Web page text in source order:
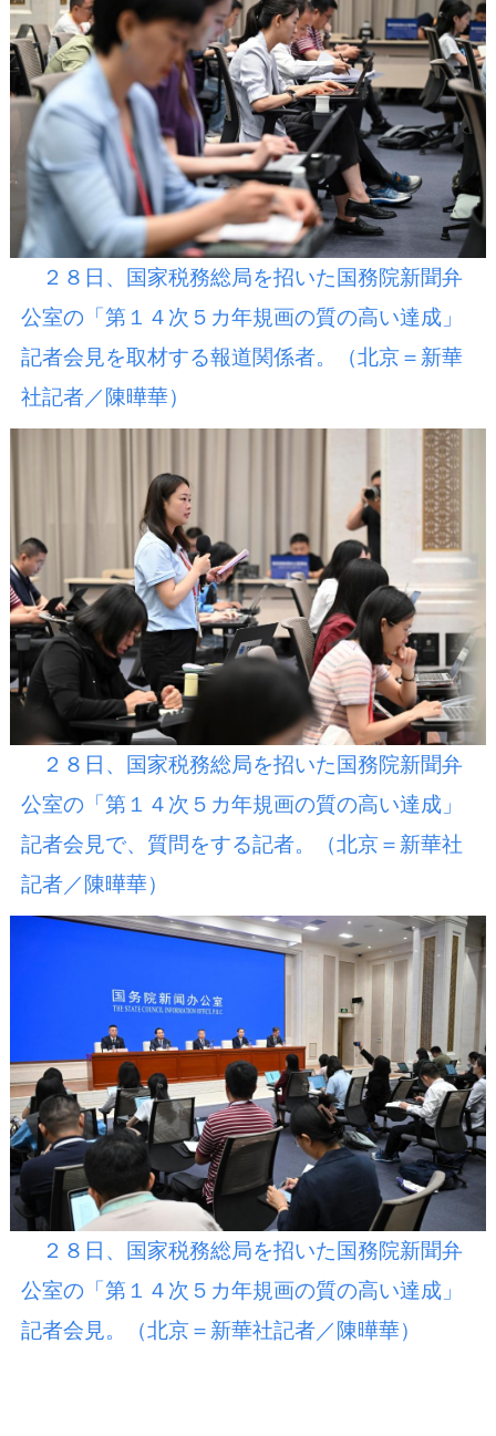
２８日、国家税務総局を招いた国務院新聞弁
公室の「第１４次５カ年規画の質の高い達成」
記者会見を取材する報道関係者。（北京＝新華
社記者／陳曄華）
２８日、国家税務総局を招いた国務院新聞弁
公室の「第１４次５カ年規画の質の高い達成」
記者会見で、質問をする記者。（北京＝新華社
記者／陳曄華）
２８日、国家税務総局を招いた国務院新聞弁
公室の「第１４次５カ年規画の質の高い達成」
記者会見。（北京＝新華社記者／陳曄華）